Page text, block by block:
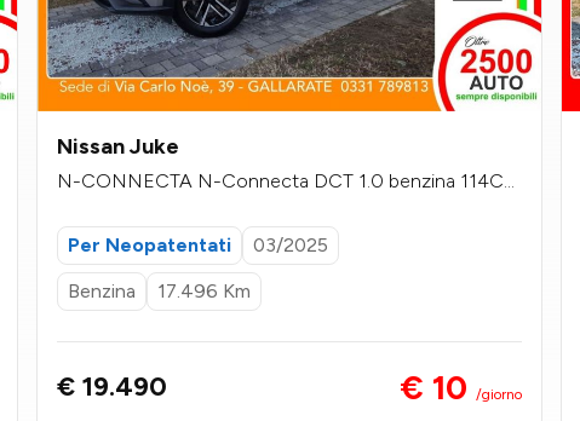
Nissan Juke
N-CONNECTA N-Connecta DCT 1.0 benzina 114CV
Per Neopatentati
03/2025
Benzina
17.496 Km
€ 19.490 € 10 /giorno